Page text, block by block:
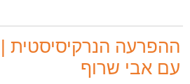
ההפרעה הנרקיסיסטית |
עם אבי שרוף